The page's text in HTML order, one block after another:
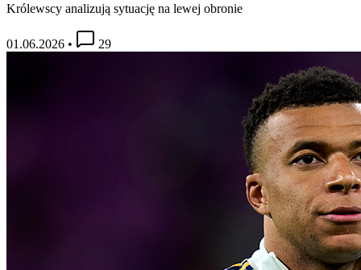
Królewscy analizują sytuację na lewej obronie
01.06.2026 • 29